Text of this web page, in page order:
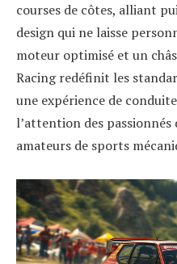
courses de côtes, alliant
design qui ne laisse
moteur optimisé et un
Racing redéfinit les
une expérience de
l’attention des passionnés
amateurs de sports